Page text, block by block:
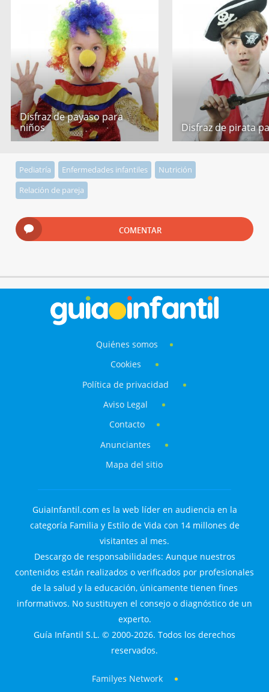
Disfraz de payaso para
niños
Disfraz de pirata
Pediatría Enfermedades infantiles
Nutrición
Relación de pareja
COMENTAR
Quiénes somos
Cookies
Política de privacidad
Aviso Legal
Contacto
Anunciantes
Mapa del sitio
GuiaInfantil.com es la web líder en audiencia en la
categoría Familia y Estilo de Vida con 14 millones de
visitantes al mes.
Descargo de responsabilidades: Aunque nuestros
contenidos están realizados o verificados por profesionales
de la salud y la educación, únicamente tienen fines
informativos. No sustituyen el consejo o diagnóstico de un
experto.
Guía Infantil S.L. © 2000-2026. Todos los derechos
reservados.
Familyes Network